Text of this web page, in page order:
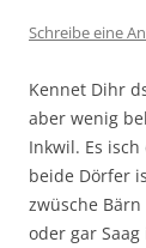
Schreibe eine
Kennet Dihr
aber wenig
Inkwil. Es
beide Dörfer
zwüsche
oder gar